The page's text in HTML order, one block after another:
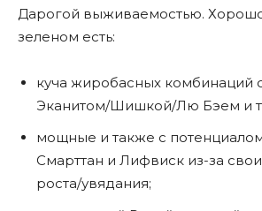
Дарогой выживаемостью.
зеленом есть:
куча жиробасных комбинаций
Эканитом/Шишкой/Лю Бэем и
мощные и также с
Смарттан и Лифвиск из-за
роста/увядания;